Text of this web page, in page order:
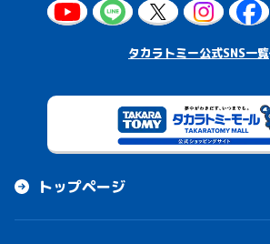
タカラトミー公式SNS一覧
トップページ